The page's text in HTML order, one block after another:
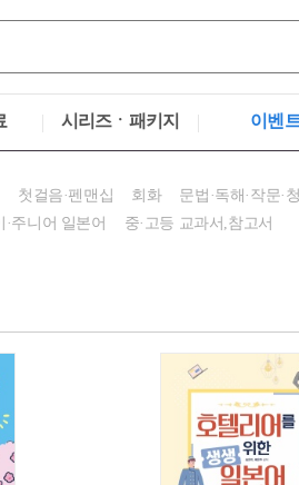
시리즈ㆍ패키지 이벤
첫걸음·펜맨십 회화 문법·독해·작문·
·주니어 일본어 중·고등 교과서,참고서